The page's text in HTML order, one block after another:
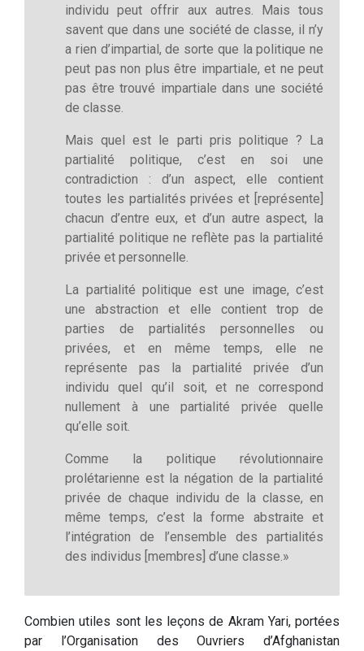
individu peut offrir aux autres. Mais tous
savent que dans une société de classe, il n’y
a rien d’impartial, de sorte que la politique ne
peut pas non plus être impartiale, et ne peut
pas être trouvé impartiale dans une société
de classe.
Mais quel est le parti pris politique ? La
partialité politique, c’est en soi une
contradiction : d’un aspect, elle contient
toutes les partialités privées et [représente]
chacun d’entre eux, et d’un autre aspect, la
partialité politique ne reflète pas la partialité
privée et personnelle.
La partialité politique est une image, c’est
une abstraction et elle contient trop de
parties de partialités personnelles ou
privées, et en même temps, elle ne
représente pas la partialité privée d’un
individu quel qu’il soit, et ne correspond
nullement à une partialité privée quelle
qu’elle soit.
Comme la politique révolutionnaire
prolétarienne est la négation de la partialité
privée de chaque individu de la classe, en
même temps, c’est la forme abstraite et
l’intégration de l’ensemble des partialités
des individus [membres] d’une classe.»
Combien utiles sont les leçons de Akram Yari, portées
par l’Organisation des Ouvriers d’Afghanistan